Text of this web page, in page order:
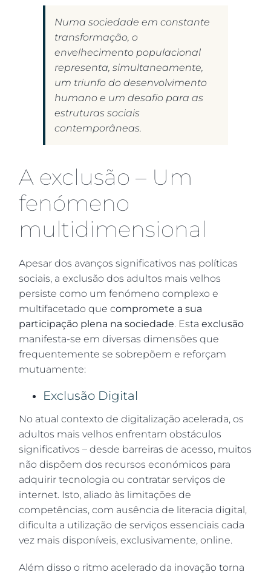
Numa sociedade em constante
transformação, o
envelhecimento populacional
representa, simultaneamente,
um triunfo do desenvolvimento
humano e um desafio para as
estruturas sociais
contemporâneas.
A exclusão – Um
fenómeno
multidimensional
Apesar dos avanços significativos nas políticas
sociais, a exclusão dos adultos mais velhos
persiste como um fenómeno complexo e
multifacetado que compromete a sua
participação plena na sociedade. Estaexclusão
manifesta-se em diversas dimensões que
frequentemente se sobrepõem e reforçam
mutuamente:
Exclusão Digital
No atual contexto de digitalização acelerada, os
adultos mais velhos enfrentam obstáculos
significativos – desde barreiras de acesso, muitos
não dispõem dos recursos económicos para
adquirir tecnologia ou contratar serviços de
internet. Isto, aliado às limitações de
competências, com ausência de literacia digital,
dificulta a utilização de serviços essenciais cada
vez mais disponíveis, exclusivamente, online.
Além disso o ritmo acelerado da inovação torna